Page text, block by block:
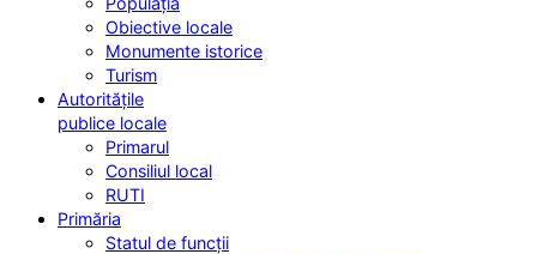
Obiective locale
Monumente istorice
Turism
Autoritățile
publice locale
Primarul
Consiliul local
RUTI
Primăria
Statul de funcții